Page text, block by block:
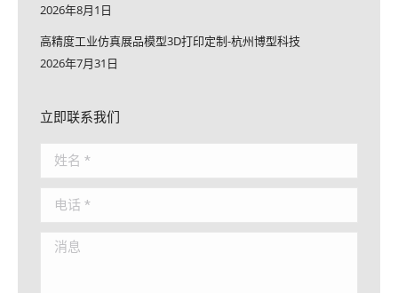
2026年8月1日
高精度工业仿真展品模型3D打印定制-杭州博型科技
2026年7月31日
立即联系我们
姓名 *
电话 *
消息